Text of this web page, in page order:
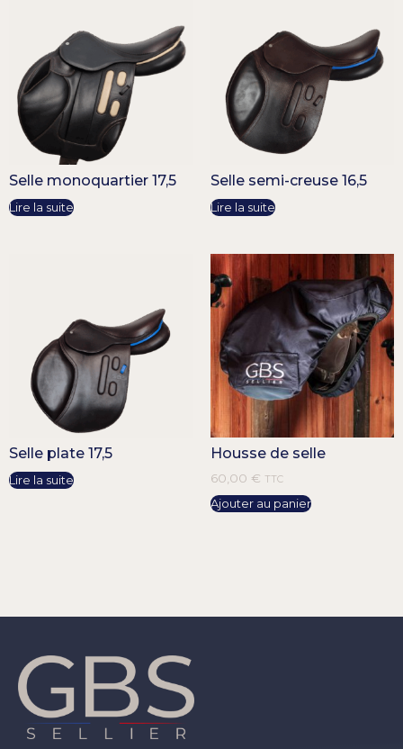
Selle monoquartier 17,5
Lire la suite
Selle semi-creuse 16,5
Lire la suite
Selle plate 17,5
Lire la suite
Housse de selle
60,00 € TTC
Ajouter au panier